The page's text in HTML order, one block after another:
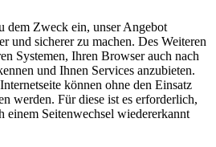
dem Zweck ein, unser Angebot
und sicherer zu machen. Des Weiteren
Systemen, Ihren Browser auch nach
und Ihnen Services anzubieten.
können ohne den Einsatz
werden. Für diese ist es erforderlich,
einem Seitenwechsel wiedererkannt